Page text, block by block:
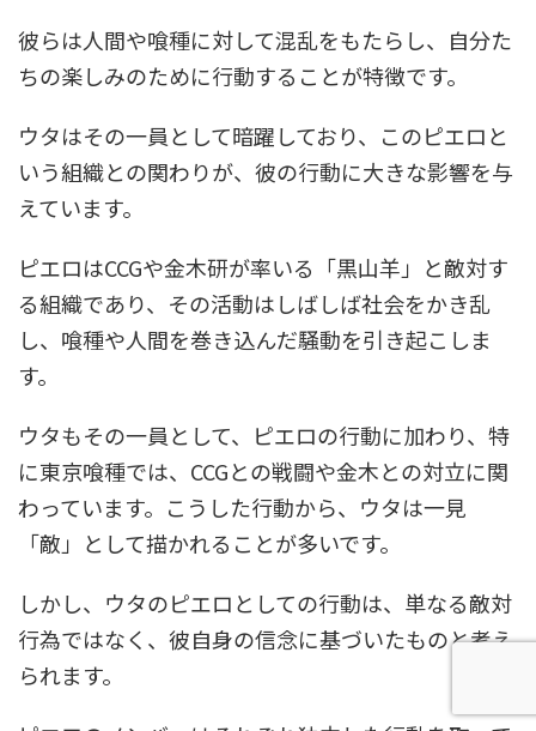
彼らは人間や喰種に対して混乱をもたらし、自分た
ちの楽しみのために行動することが特徴です。
ウタはその一員として暗躍しており、このピエロと
いう組織との関わりが、彼の行動に大きな影響を与
えています。
ピエロはCCGや金木研が率いる「黒山羊」と敵対す
る組織であり、その活動はしばしば社会をかき乱
し、喰種や人間を巻き込んだ騒動を引き起こしま
す。
ウタもその一員として、ピエロの行動に加わり、特
に東京喰種では、CCGとの戦闘や金木との対立に関
わっています。こうした行動から、ウタは一見
「敵」として描かれることが多いです。
しかし、ウタのピエロとしての行動は、単なる敵対
行為ではなく、彼自身の信念に基づいたものと考え
られます。